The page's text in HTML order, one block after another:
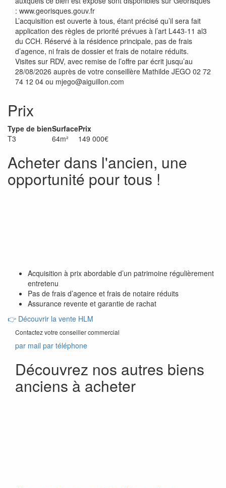
: www.georisques.gouv.fr
L’acquisition est ouverte à tous, étant précisé qu’il sera fait
application des règles de priorité prévues à l’art L443-11 al3
du CCH. Réservé à la résidence principale, pas de frais
d’agence, ni frais de dossier et frais de notaire réduits.
Visites sur RDV, avec remise de l’offre par écrit jusqu’au
28/08/2026 auprès de votre conseillère Mathilde JEGO 02 72
74 12 04 ou mjego@aiguillon.com
Prix
Type de bienSurfacePrix
T3
64m² 149 000€
Acheter dans l'ancien, une
opportunité pour tous !
Acquisition à prix abordable d’un patrimoine régulièrement
entretenu
Pas de frais d’agence et frais de notaire réduits
Assurance revente et garantie de rachat
👉 Découvrir la vente HLM
Contactez votre conseiller commercial
par mail par téléphone
Découvrez nos autres biens
anciens à acheter